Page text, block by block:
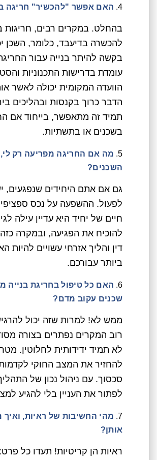
האם אפשר "להכשיר" חריגה
בהחלט. במקרים רבים, חריגות
להכשרה בדיעבד, כלומר, השכן
בקשה להיתר בנייה עבור
עומדת בדרישות התכנוניות
הוועדה המקומית יכולה לאשר
הדבר כרוך בקנסות ובהליכים
תמיד זה מתאפשר, בייחוד אם
בשכנים או בתשתיות.
מה אם החריגה מפריעה רק לי,
השכנים?
גם אם אתם היחידים שנפגעים,
לפעול. ההשפעה על נכס ספציפי
חיים של יחיד היא עדיין עילה
להוכיח את הפגיעה, ובמקרה כזה
דין והליך אזרחי עשויים להיות
ביותר עבורכם.
האם כל טיפול בחריגת בנייה
שכנים עקוב מדם?
ממש לא! למרות שזה יכול
רוב המקרים נפתרים בצורה
לא תמיד ידידותית לחלוטין.
להחזיר את המצב החוקי
סכסוך. עם ניהול נכון של
לפתור את העניין בלי להגיע
מהי החשיבות של ראיות,
אותן?
ראיות הן קריטיות! תעדו כל פרט: